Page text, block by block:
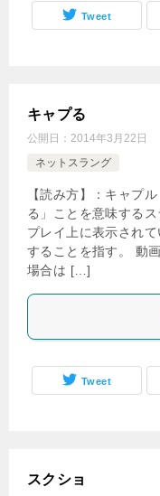
Tweet
キャプる
公開日： 2014年3月22日
ネットスラング
【読み方】：キャプ
る」ことを意味する
プレイ上に表示され
することを指す。 動
場合は […]
Tweet
スクショ